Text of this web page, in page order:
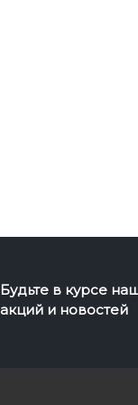
Будьте в курсе
акций и новостей